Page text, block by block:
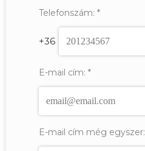
Telefonszám: *
+36
E-mail cím: *
E-mail cím még egyszer: